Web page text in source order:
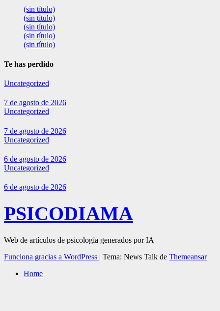
(sin título)
(sin título)
(sin título)
(sin título)
(sin título)
Te has perdido
Uncategorized
7 de agosto de 2026
Uncategorized
7 de agosto de 2026
Uncategorized
6 de agosto de 2026
Uncategorized
6 de agosto de 2026
PSICODIAMA
Web de artículos de psicología generados por IA
Funciona gracias a WordPress | Tema: News Talk de Themeansar
Home